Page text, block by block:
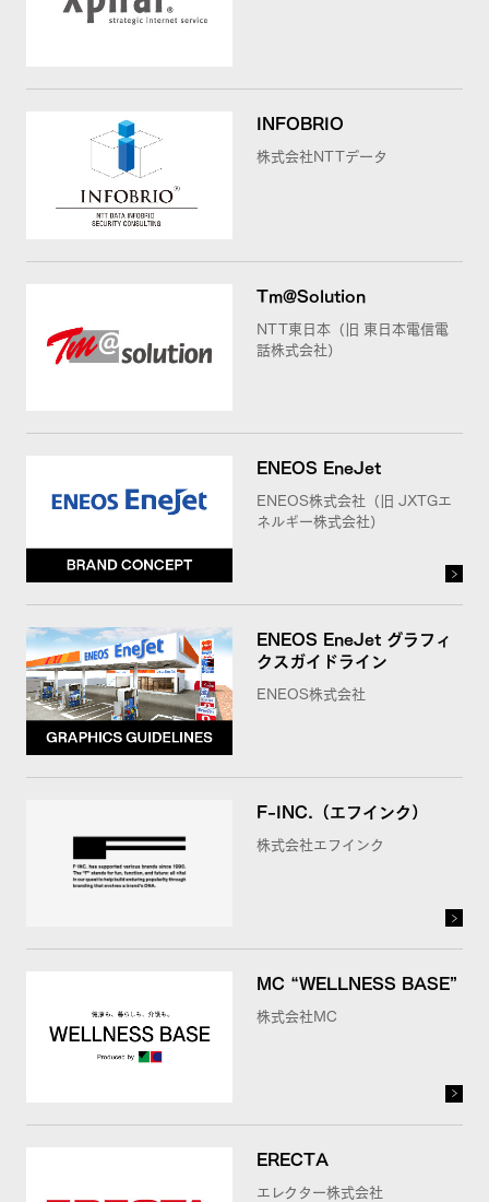
INFOBRIO
株式会社NTTデータ
Tm@Solution
NTT東日本（旧 東日本電信電
話株式会社）
ENEOS EneJet
ENEOS株式会社（旧 JXTGエ
ネルギー株式会社）
ENEOS EneJet グラフィ
クスガイドライン
ENEOS株式会社
F-INC.（エフインク）
株式会社エフインク
MC “WELLNESS BASE”
株式会社MC
ERECTA
エレクター株式会社